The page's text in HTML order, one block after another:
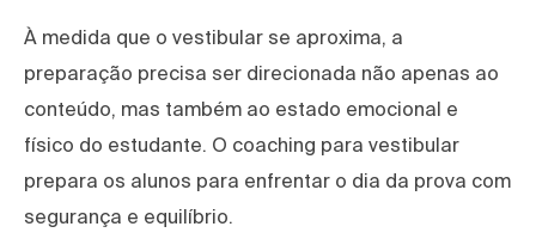
À medida que o vestibular se aproxima, a
preparação precisa ser direcionada não apenas ao
conteúdo, mas também ao estado emocional e
físico do estudante. O coaching para vestibular
prepara os alunos para enfrentar o dia da prova com
segurança e equilíbrio.